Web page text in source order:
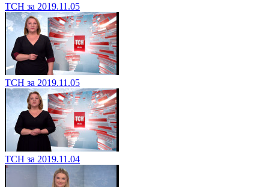
ТСН за 2019.11.05
ТСН за 2019.11.05
ТСН за 2019.11.04